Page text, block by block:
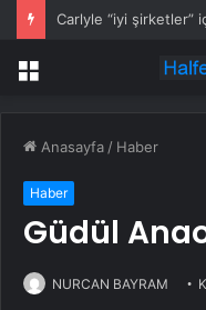
Menü
Anasayfa / Haber
Haber
Güdül
NURCAN BAYRAM